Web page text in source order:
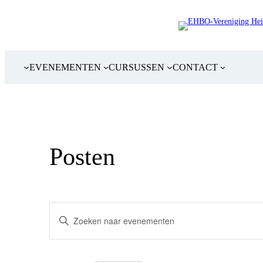
EVENEMENTEN CURSUSSEN CONTACT
Posten
Evenementen
Zoeken
Vul
keyword